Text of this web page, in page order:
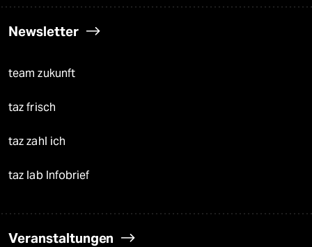
Newsletter
team zukunft
taz frisch
taz zahl ich
taz lab Infobrief
Veranstaltungen